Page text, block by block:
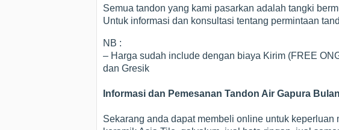
Semua tandon yang kami pasarkan adalah tangki
Untuk informasi dan konsultasi tentang permintaan
NB :
– Harga sudah include dengan biaya Kirim (FREE
dan Gresik
Informasi dan Pemesanan Tandon Air Gapura
Sekarang anda dapat membeli online untuk keperluan